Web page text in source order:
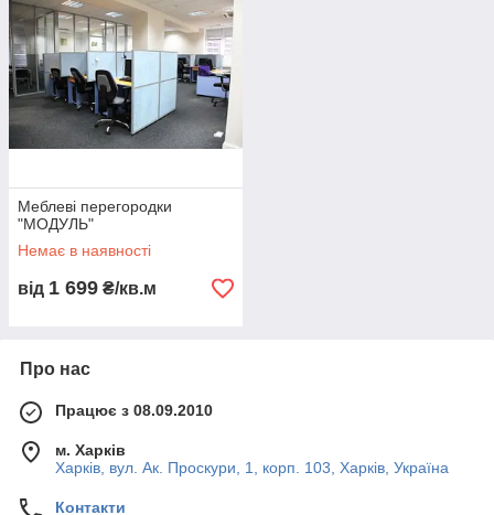
Меблеві перегородки
"МОДУЛЬ"
Немає в наявності
від 1 699 ₴/кв.м
Про нас
Працює з 08.09.2010
м. Харків
Харків, вул. Ак. Проскури, 1, корп. 103, Харків, Україна
Контакти